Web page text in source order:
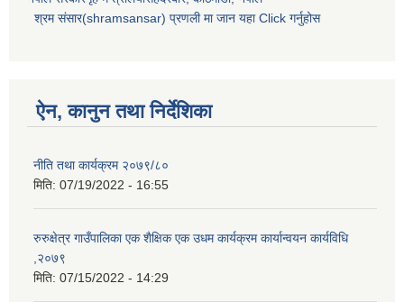
श्रम संसार(shramsansar) प्रणली मा जान यहा Click गर्नुहोस
ऐन, कानुन तथा निर्देशिका
नीति तथा कार्यक्रम २०७९/८०
मिति: 07/19/2022 - 16:55
रुरुक्षेत्र गाउँपालिका एक शैक्षिक एक उधम कार्यक्रम कार्यान्वयन कार्यविधि
,२०७९
मिति: 07/15/2022 - 14:29